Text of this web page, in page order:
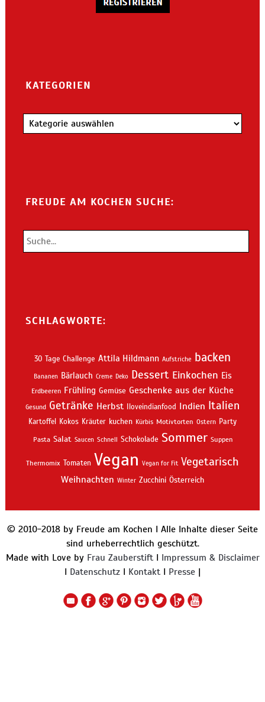
KATEGORIEN
Kategorien
FREUDE AM KOCHEN SUCHE:
SCHLAGWORTE:
30 Tage Challenge Attila Hildmann Aufstriche backen
Bananen Bärlauch Creme Deko Dessert Einkochen Eis
Erdbeeren Frühling Gemüse Geschenke aus der Küche
Gesund Getränke Herbst Iloveindianfood Indien Italien
Kartoffel Kokos Kräuter kuchen Kürbis Motivtorten Ostern Party
Pasta Salat Saucen Schnell Schokolade Sommer Suppen
Thermomix Tomaten Vegan Vegan for Fit Vegetarisch
Weihnachten Winter Zucchini Österreich
© 2010-2018 by Freude am Kochen I Alle Inhalte dieser Seite
sind urheberrechtlich geschützt.
Made with Love by Frau ZauberstiftI Impressum & Disclaimer
I Datenschutz I KontaktI Presse |